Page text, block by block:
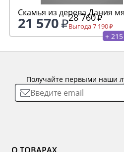
Скамья из дерева Дания
21 570 28 760
Выгода 7 190
+
Получайте первыми наши